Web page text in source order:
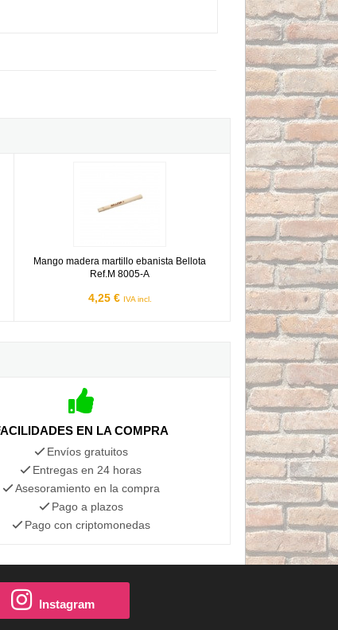
Mango madera martillo ebanista Bellota
Ref.M 8005-A
4,25 € IVA incl.
Mango madera martillo ebanista Bellota Ref.M 8005-A
EN LA COMPRA
Envíos gratuitos
Entregas en 24 horas
Asesoramiento en la compra
Pago a plazos
Pago con criptomonedas
Instagram